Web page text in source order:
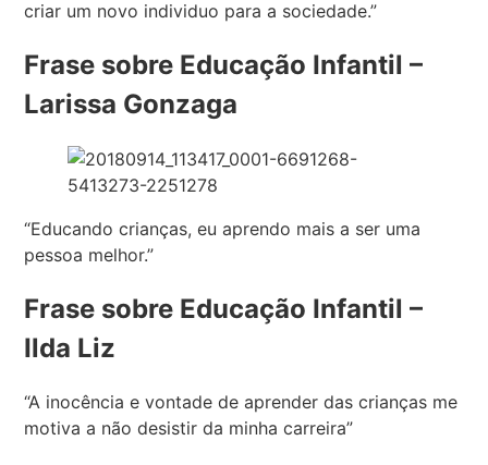
criar um novo individuo para a sociedade.”
Frase sobre Educação Infantil –
Larissa Gonzaga
“Educando crianças, eu aprendo mais a ser uma
pessoa melhor.”
Frase sobre Educação Infantil –
Ilda Liz
“A inocência e vontade de aprender das crianças me
motiva a não desistir da minha carreira”